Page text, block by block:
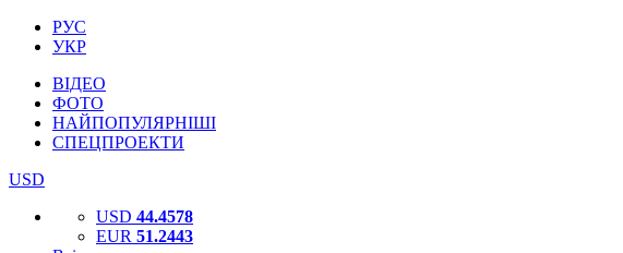
РУС
УКР
ВІДЕО
ФОТО
НАЙПОПУЛЯРНІШІ
СПЕЦПРОЕКТИ
USD
USD 44.4578
EUR 51.2443